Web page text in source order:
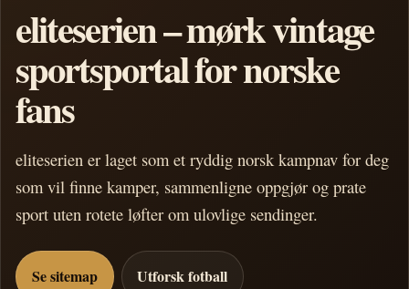
eliteserien – mørk vintage
sportsportal for norske
fans
eliteserien er laget som et ryddig norsk kampnav for deg
som vil finne kamper, sammenligne oppgjør og prate
sport uten rotete løfter om ulovlige sendinger.
Se sitemap Utforsk fotball